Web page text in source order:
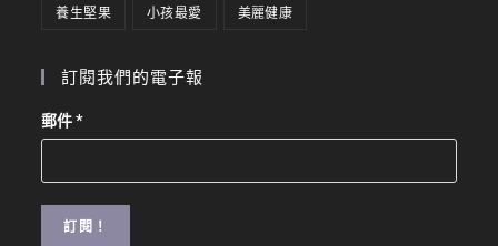
養生堅果 小孩最愛 美麗健康
訂閱我們的電子報
郵件*